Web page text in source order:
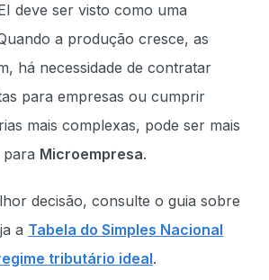
deve ser visto como uma
a produção cresce, as
há necessidade de contratar
para empresas ou cumprir
mais complexas, pode ser mais
para Microempresa.
decisão, consulte o guia sobre
a Tabela do Simples Nacional
tributário ideal.